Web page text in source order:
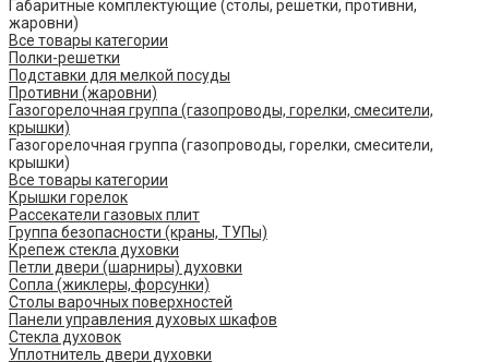
Габаритные комплектующие (столы, решётки, противни,
жаровни)
Все товары категории
Полки-решетки
Подставки для мелкой посуды
Противни (жаровни)
Газогорелочная группа (газопроводы, горелки, смесители,
крышки)
Газогорелочная группа (газопроводы, горелки, смесители,
крышки)
Все товары категории
Крышки горелок
Рассекатели газовых плит
Группа безопасности (краны, ТУПы)
Крепеж стекла духовки
Петли двери (шарниры) духовки
Сопла (жиклеры, форсунки)
Столы варочных поверхностей
Панели управления духовых шкафов
Стекла духовок
Уплотнитель двери духовки